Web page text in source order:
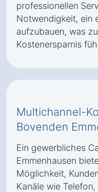
professionellen
Notwendigkeit, ein
aufzubauen, was
Kostenersparnis
Multichannel-
Bovenden
Ein gewerbliches
Emmenhausen
Möglichkeit,
Kanäle wie